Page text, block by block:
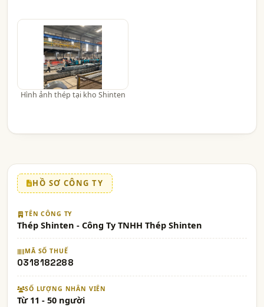
Hình ảnh thép tại kho Shinten
HỒ SƠ CÔNG TY
TÊN CÔNG TY
Thép Shinten - Công Ty TNHH Thép Shinten
MÃ SỐ THUẾ
0318182288
SỐ LƯỢNG NHÂN VIÊN
Từ 11 - 50 người